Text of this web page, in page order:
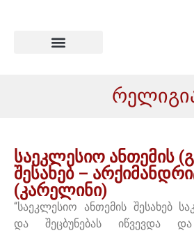
საეკლესიო ანთემის
შესახებ –
(კარელინი)
“საეკლესიო ანთემის შესახებ
და შეცბუნებას იწვევდა